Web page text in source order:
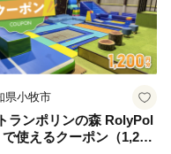
ター
祝土日を除く）
県小牧市
トランポリンの森 RolyPol
使えるクーポン（1,200